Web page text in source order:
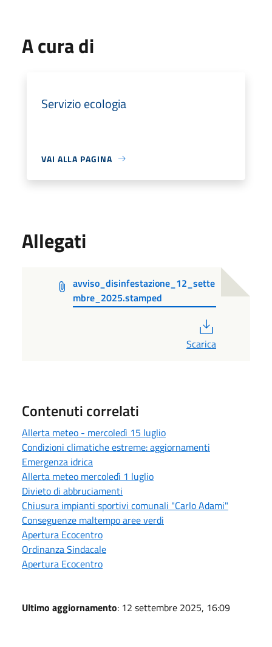
A cura di
Servizio ecologia
VAI ALLA PAGINA
Allegati
avviso_disinfestazione_12_sette
mbre_2025.stamped
Scarica
Contenuti correlati
Allerta meteo - mercoledì 15 luglio
Condizioni climatiche estreme: aggiornamenti
Emergenza idrica
Allerta meteo mercoledì 1 luglio
Divieto di abbruciamenti
Chiusura impianti sportivi comunali "Carlo Adami"
Conseguenze maltempo aree verdi
Apertura Ecocentro
Ordinanza Sindacale
Apertura Ecocentro
Ultimo aggiornamento: 12 settembre 2025, 16:09